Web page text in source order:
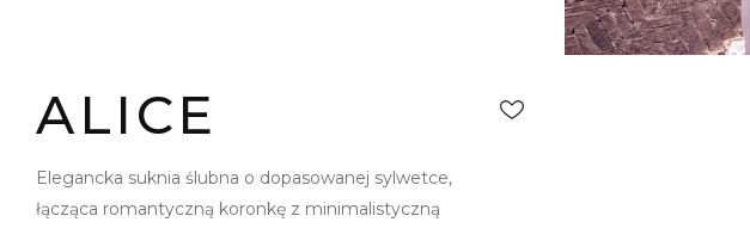
ALICE
Elegancka suknia ślubna o dopasowanej sylwetce,
łącząca romantyczną koronkę z minimalistyczną